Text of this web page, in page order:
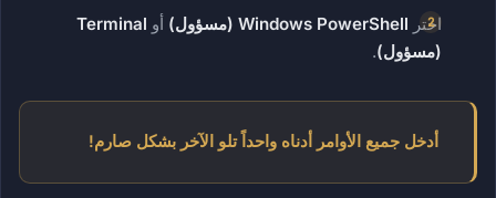
اختر Windows PowerShell (مسؤول) أو Terminal
(مسؤول).
أدخل جميع الأوامر أدناه واحداً تلو الآخر بشكل صارم!